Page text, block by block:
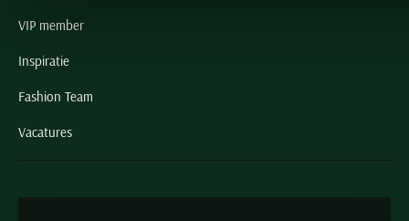
VIP member
Inspiratie
Fashion Team
Vacatures